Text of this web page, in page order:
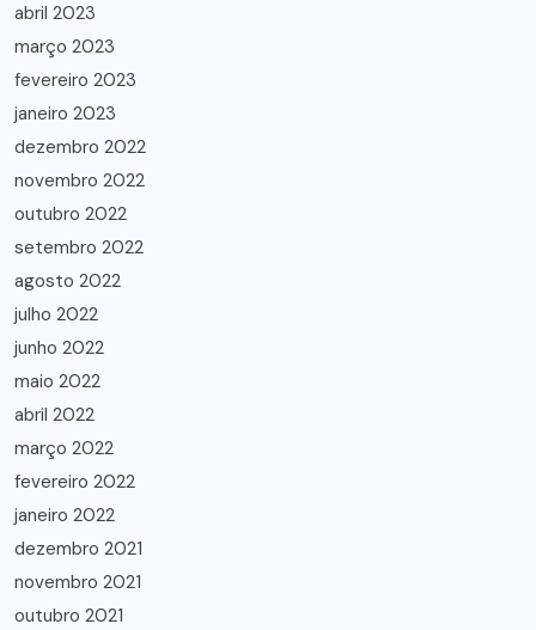
abril 2023
março 2023
fevereiro 2023
janeiro 2023
dezembro 2022
novembro 2022
outubro 2022
setembro 2022
agosto 2022
julho 2022
junho 2022
maio 2022
abril 2022
março 2022
fevereiro 2022
janeiro 2022
dezembro 2021
novembro 2021
outubro 2021